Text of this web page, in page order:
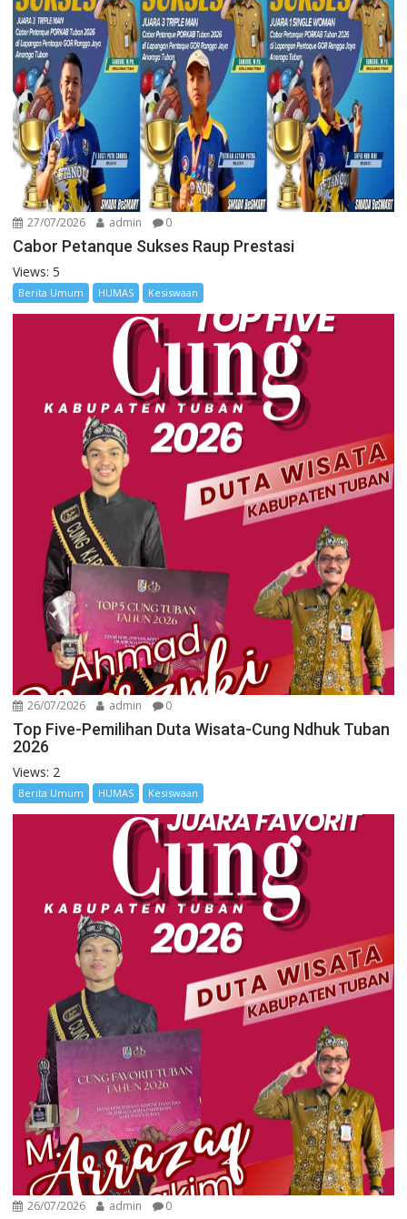
27/07/2026 admin 0
Cabor Petanque Sukses Raup Prestasi
Views: 5
Berita Umum HUMAS Kesiswaan
26/07/2026 admin 0
Top Five-Pemilihan Duta Wisata-Cung Ndhuk Tuban
2026
Views: 2
Berita Umum HUMAS Kesiswaan
26/07/2026 admin 0